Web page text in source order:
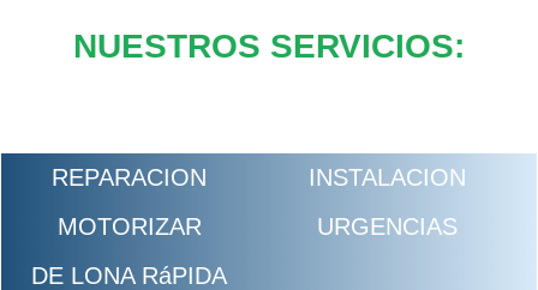
NUESTROS SERVICIOS:
REPARACION
INSTALACION
MOTORIZAR
URGENCIAS
DE LONA RáPIDA